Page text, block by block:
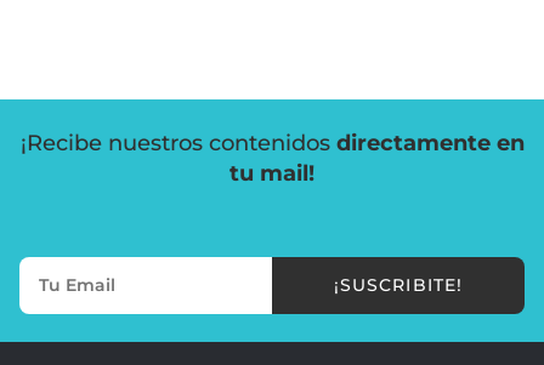
¡Recibe nuestros contenidos directamente en
tu mail!
¡SUSCRIBITE!